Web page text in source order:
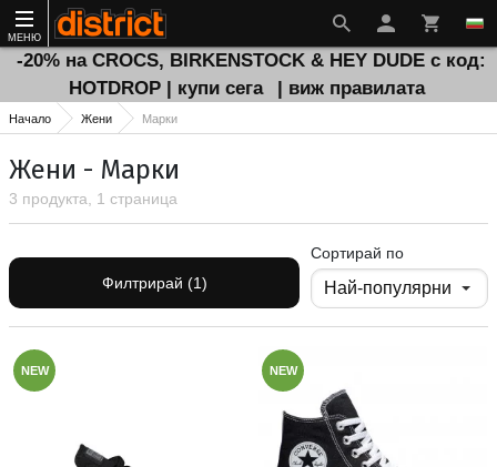
МЕНЮ
-20% на CROCS, BIRKENSTOCK & HEY DUDE с код:
HOTDROP | купи сега
| виж правилата
Начало Жени Марки
Жени - Марки
3 продукта, 1 страница
Филтрирай (1)
Сортирай по
NEW NEW